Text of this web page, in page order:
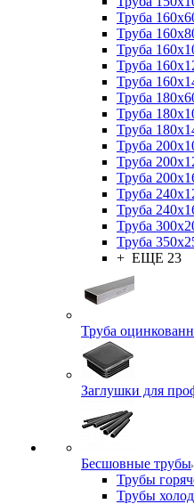
Труба
Труба
Труба
Труба
Труба
Труба
Труба
Труба
Труба
Труба
Труба
Труба
Труба
Труба
Труба
+ ЕЩЕ 23
Труба
Заглушки для
Бесшовные трубы
Трубы
Трубы